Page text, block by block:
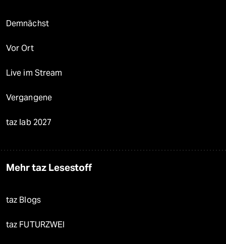
Demnächst
Vor Ort
Live im Stream
Vergangene
taz lab 2027
Mehr taz Lesestoff
taz Blogs
taz FUTURZWEI